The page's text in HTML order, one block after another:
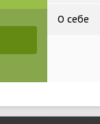
О себе